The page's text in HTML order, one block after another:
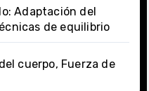
Adaptación del
de equilibrio
cuerpo, Fuerza de